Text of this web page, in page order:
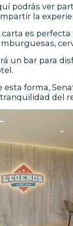
podrás ver
la
carta es
un bar para
esta forma,
tranquilidad del